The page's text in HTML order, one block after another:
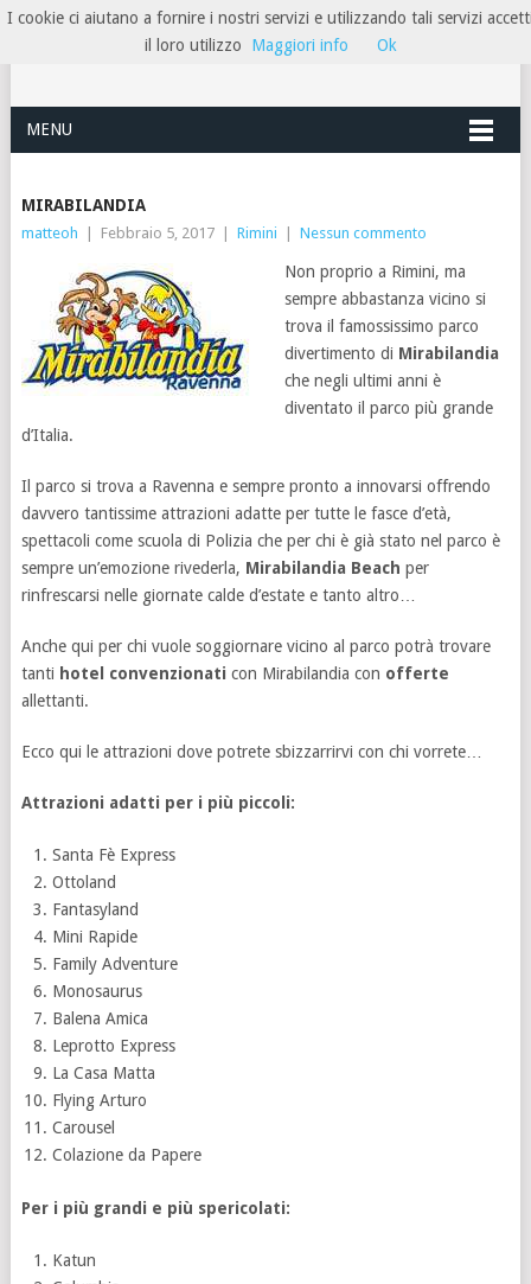
MENU
MIRABILANDIA
matteoh Febbraio 5, 2017 Rimini Nessun commento
Non proprio a Rimini, ma
sempre abbastanza vicino si
trova il famossissimo parco
divertimento di Mirabilandia
che negli ultimi anni è
diventato il parco più grande
d’Italia.
Il parco si trova a Ravenna e sempre pronto a innovarsi offrendo
davvero tantissime attrazioni adatte per tutte le fasce d’età,
spettacoli come scuola di Polizia che per chi è già stato nel parco è
sempre un’emozione rivederla, Mirabilandia Beach per
rinfrescarsi nelle giornate calde d’estate e tanto altro…
Anche qui per chi vuole soggiornare vicino al parco potrà trovare
tanti hotel convenzionati con Mirabilandia con offerte
allettanti.
Ecco qui le attrazioni dove potrete sbizzarrirvi con chi vorrete…
Attrazioni adatti per i più piccoli:
Santa Fè Express
Ottoland
Fantasyland
Mini Rapide
Family Adventure
Monosaurus
Balena Amica
Leprotto Express
La Casa Matta
Flying Arturo
Carousel
Colazione da Papere
Per i più grandi e più spericolati:
Katun
I cookie ci aiutano a fornire i nostri servizi e utilizzando tali servizi
il loro utilizzo
Maggiori info Ok